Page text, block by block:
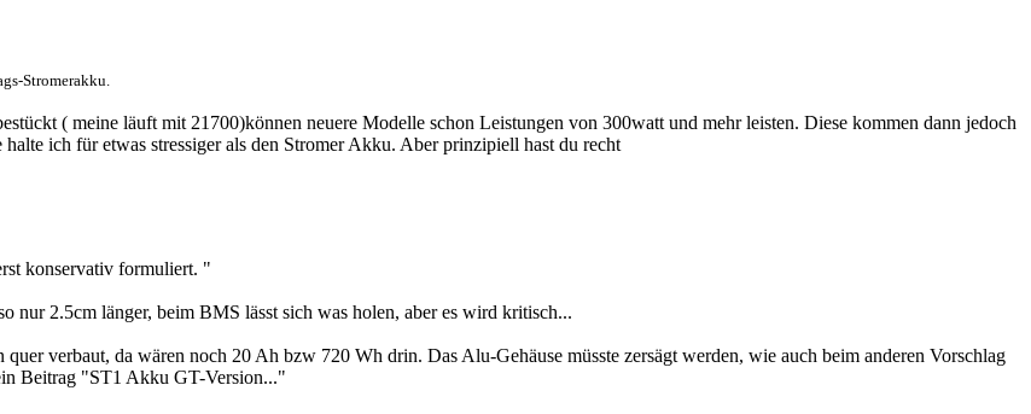
Stromerakku.
( meine läuft mit 21700)können neuere Modelle schon Leistungen von 300watt und mehr leisten. Diese kommen dann jedoch
ich für etwas stressiger als den Stromer Akku. Aber prinzipiell hast du recht
konservativ formuliert. "
2.5cm länger, beim BMS lässt sich was holen, aber es wird kritisch...
verbaut, da wären noch 20 Ah bzw 720 Wh drin. Das Alu-Gehäuse müsste zersägt werden, wie auch beim anderen Vorschlag
Beitrag "ST1 Akku GT-Version..."